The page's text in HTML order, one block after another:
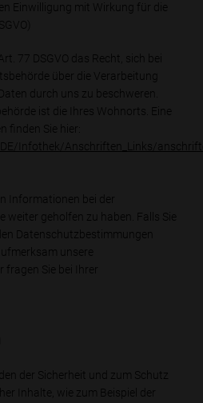
Einwilligung mit Wirkung für die
77 DSGVO das Recht, sich bei
über die Verarbeitung
durch uns zu beschweren.
ist die Ihres Wohnorts. Eine
finden Sie hier:
Infothek/Anschriften_Links/
Informationen bei der
weiter geholfen zu haben. Falls Sie
Datenschutzbestimmungen
unsere
fragen Sie bei Ihrer
der Sicherheit und zum Schutz
Inhalte, wie zum Beispiel der